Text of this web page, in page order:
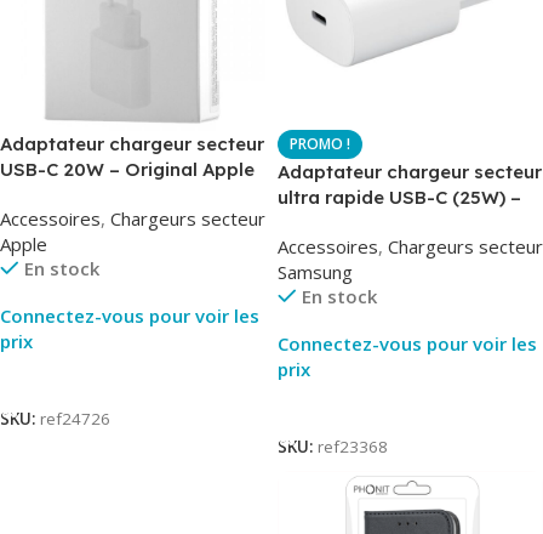
Adaptateur chargeur secteur
USB-C 20W – Original Apple
Original
Accessoires, Chargeurs secteur
Apple
En stock
Connectez-vous pour voir les
prix
SKU: ref24726
Adaptateur chargeur secteur
ultra rapide USB-C (25W) –
EP-TA800
Accessoires, Chargeurs secteur
Samsung
En stock
Connectez-vous pour voir les
prix
SKU: ref23368